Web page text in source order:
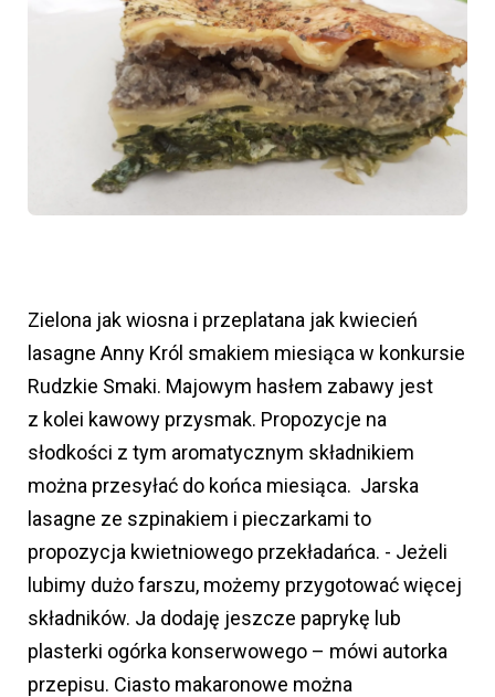
Zielona jak wiosna i przeplatana jak kwiecień
lasagne Anny Król smakiem miesiąca w konkursie
Rudzkie Smaki. Majowym hasłem zabawy jest
z kolei kawowy przysmak. Propozycje na
słodkości z tym aromatycznym składnikiem
można przesyłać do końca miesiąca. Jarska
lasagne ze szpinakiem i pieczarkami to
propozycja kwietniowego przekładańca. - Jeżeli
lubimy dużo farszu, możemy przygotować więcej
składników. Ja dodaję jeszcze paprykę lub
plasterki ogórka konserwowego – mówi autorka
przepisu. Ciasto makaronowe można